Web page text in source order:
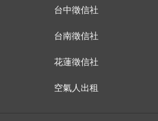
台中徵信社
台南徵信社
花蓮徵信社
空氣人出租